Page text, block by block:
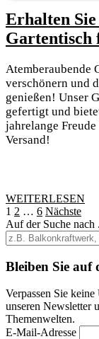
Erhalten
Gartentisch
Atemberaubende
verschönern und
genießen! Unser
gefertigt und
jahrelange
Versand!
WEITERLESEN
der
Beiträge
1 2 … 6 Nächste
Auf der Suche nach
Bleiben Sie auf
Verpassen Sie
unseren Newsletter
Themenwelten.
E-Mail-Adresse